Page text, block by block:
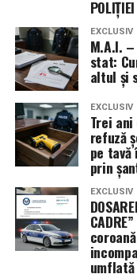
strategice către
unor vehicule
ocolirea cerințelor
oferind armatei o
un grad sporit de
tehnologică în
POLIȚIEI
EXCLUSIV
M.A.I.
stat:
altul și
EXCLUSIV
Trei
refuză
pe
prin
EXCLUSIV
umflată